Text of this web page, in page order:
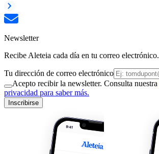
Newsletter
Recibe Aleteia cada día en tu correo electrónico.
Tu dirección de correo electrónico
Acepto recibir la newsletter. Consulta nuestra
privacidad para saber más.
Inscribirse